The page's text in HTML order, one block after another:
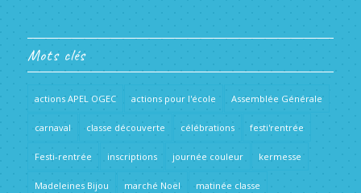
Mots clés
actions APEL OGEC actions pour l'école Assemblée Générale
carnaval classe découverte célébrations festi'rentrée
Festi-rentrée inscriptions journée couleur kermesse
Madeleines Bijou marché Noël matinée classe